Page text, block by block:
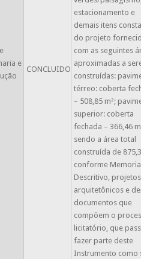
e
CONCLUIDO
estacionamento e
demais itens
do projeto
com as seguintes
aproximadas a
construídas:
térreo: coberta
– 508,85 m²;
superior: coberta
fechada – 366,46
sendo a área total
construída de
conforme
Descritivo, projetos
arquitetônicos e
documentos que
compõem o
licitatório, que
fazer parte deste
Instrumento como